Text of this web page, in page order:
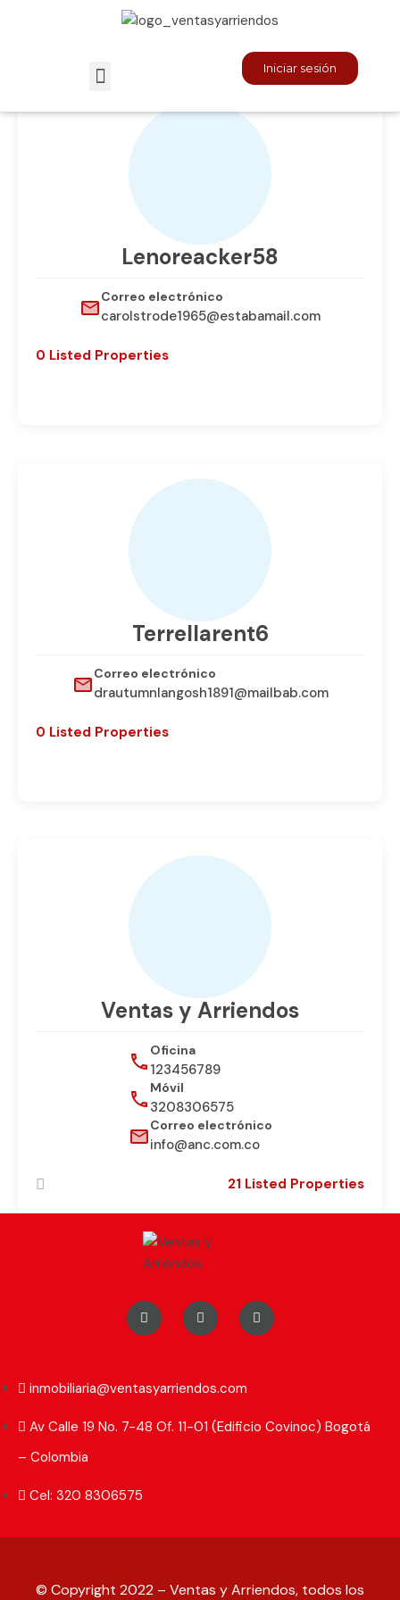
Iniciar sesión
Agencies
Lenoreacker58
Correo electrónico
carolstrode1965@estabamail.com
0 Listed Properties
Terrellarent6
Correo electrónico
drautumnlangosh1891@mailbab.com
0 Listed Properties
Ventas y Arriendos
Oficina
123456789
Móvil
3208306575
Correo electrónico
info@anc.com.co
21 Listed Properties
1 2
Apartaestudio
Bodega
Local
Lote
inmobiliaria@ventasyarriendos.com
Av Calle 19 No. 7-48 Of. 11-01 (Edificio Covinoc) Bogotá
– Colombia
Cel: 320 8306575
© Copyright 2022 – Ventas y Arriendos, todos los